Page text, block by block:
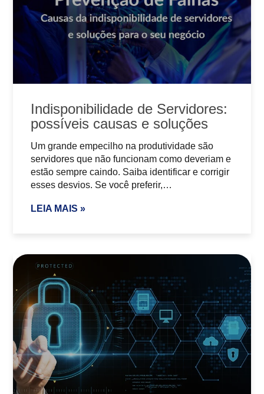
Indisponibilidade de Servidores:
possíveis causas e soluções
Um grande empecilho na produtividade são
servidores que não funcionam como deveriam e
estão sempre caindo. Saiba identificar e corrigir
esses desvios. Se você preferir,…
LEIA MAIS »